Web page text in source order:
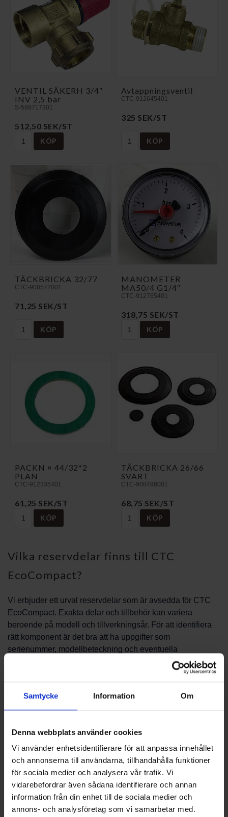
Samtycke Information Om
Denna webbplats använder cookies
Vi använder enhetsidentifierare för att anpassa innehållet
och annonserna till användarna, tillhandahålla funktioner
för sociala medier och analysera vår trafik. Vi
vidarebefordrar även sådana identifierare och annan
information från din enhet till de sociala medier och
annons- och analysföretag som vi samarbetar med.
VENTIL SÄKERH 3/4″
INV 2,5 bar
S-588717301
512,50 SEK/ST
KÖP
Avtappningsventil
CTC-912645401
325 SEK/ST
KÖP
TÄCKBRICKA 32/77
CTC-908572001
71,25 SEK/ST
KÖP
MANOMETER
MA50/4 G1/4″
CTC-912765401
318,75 SEK/ST
KÖP
PACKN ¤ 44/32*2
PLAN
CTC-912335401
61,25 SEK/ST
KÖP
TÄCKBRICKA 26/66
SVART
CTC-908498001
68,75 SEK/ST
KÖP
Vilka reservdelar finns till CTC
EcoCompact?
Vi erbjuder ett urval reservdelar som är avsedda för CTC
EcoCompact. Exakta delar och tillbehör kan variera
beroende på modell och tillverkningsår. För att identifiera
rätt komponent är det bra att ha uppgifter som
serienummer, modellbeteckning och eventuella
För att hitta korrekt reservdel till CTC EcoCompact
märkplåt och dokumentation. Notera modellnummer och
eventuella tillverkningsuppgifter. Om du saknar information
kan våra servicetekniker hjälpa till att identifiera delen
utifrån beskrivning eller bilder. Skicka gärna tydliga foton
och produktuppgifter när du kontaktar oss.
Beställning, leverans och betalning